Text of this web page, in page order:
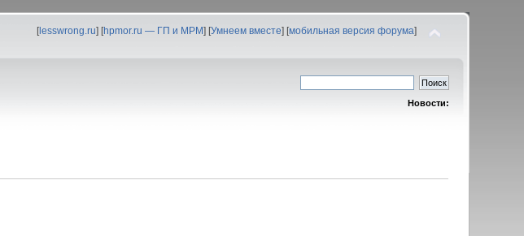
[lesswrong.ru] [hpmor.ru — ГП и МРМ] [Умнеем вместе] [мобильная версия форума]
Новости: